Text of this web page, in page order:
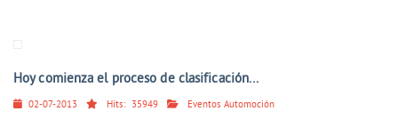
Hoy comienza el proceso de clasificación...
02-07-2013 Hits: 35949 Eventos Automoción